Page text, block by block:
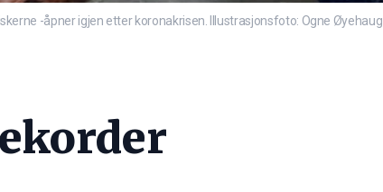
-åpner igjen etter koronakrisen. Illustrasjonsfoto: Ogne Øyehaug